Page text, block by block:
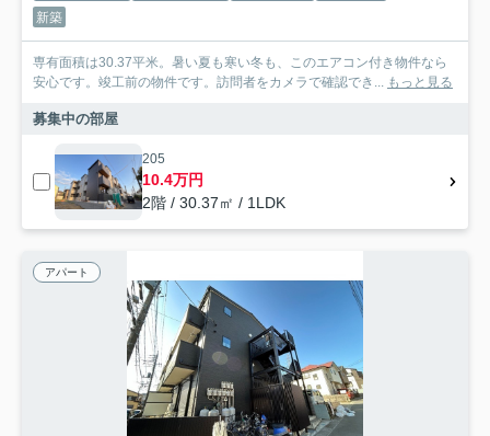
新築
専有面積は30.37平米。暑い夏も寒い冬も、このエアコン付き物件なら
安心です。竣工前の物件です。訪問者をカメラで確認でき... もっと見る
募集中の部屋
205
10.4万円
2階 / 30.37㎡ / 1LDK
アパート